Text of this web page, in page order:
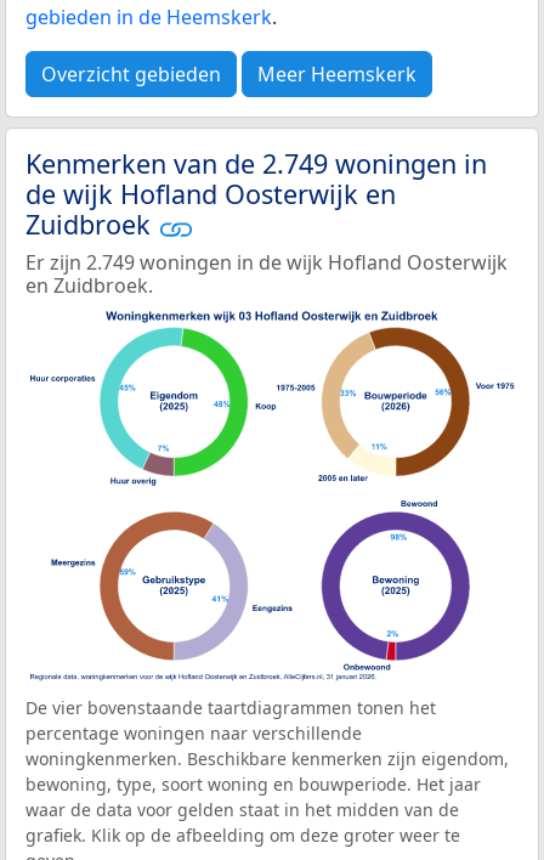
gebieden in de Heemskerk.
Overzicht gebieden Meer Heemskerk
Kenmerken van de 2.749 woningen in
de wijk Hofland Oosterwijk en
Zuidbroek
Er zijn 2.749 woningen in de wijk Hofland Oosterwijk
en Zuidbroek.
De vier bovenstaande taartdiagrammen tonen het
percentage woningen naar verschillende
woningkenmerken. Beschikbare kenmerken zijn eigendom,
bewoning, type, soort woning en bouwperiode. Het jaar
waar de data voor gelden staat in het midden van de
grafiek. Klik op de afbeelding om deze groter weer te